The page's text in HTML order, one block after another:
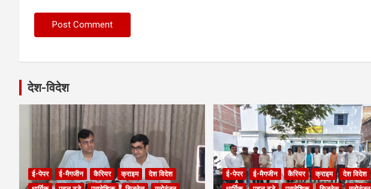
देश-विदेश
ई-पेपर ई-मैगजीन कैरियर क्राइम
देश विदेश
ई-पेपर ई-मैगजीन कैरियर क्राइम
देश विदेश